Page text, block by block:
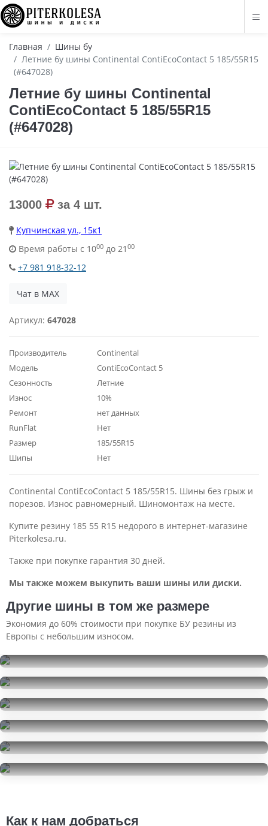
Главная
Шины бу
Летние бу шины Continental ContiEcoContact 5 185/55R15
(#647028)
Летние бу шины Continental
ContiEcoContact 5 185/55R15
(#647028)
13000 за 4 шт.
Купчинская ул., 15к1
Время работы с 1000 до 21 00
+7 981 918-32-12
Чат в MAX
Артикул: 647028
Производитель
Continental
Модель
ContiEcoContact 5
Сезонность
Летние
Износ
10%
Ремонт
нет данных
RunFlat
Нет
Размер
185/55R15
Шипы
Нет
Continental ContiEcoContact 5 185/55R15. Шины без грыж и
порезов. Износ равномерный. Шиномонтаж на месте.
Купите резину 185 55 R15 недорого в интернет-магазине
Piterkolesa.ru.
Также при покупке гарантия 30 дней.
Мы также можем выкупить ваши шины или диски.
Другие шины в том же размере
Экономия до 60% стоимости при покупке БУ резины из
Европы с небольшим износом.
185/55R15
22000
за 4 шт.
185/55R15
5000
за 2 шт.
185/55R15
12500
за 4 шт.
185/55R15
2500
за 1 шт.
185/55R15
Как к нам добраться